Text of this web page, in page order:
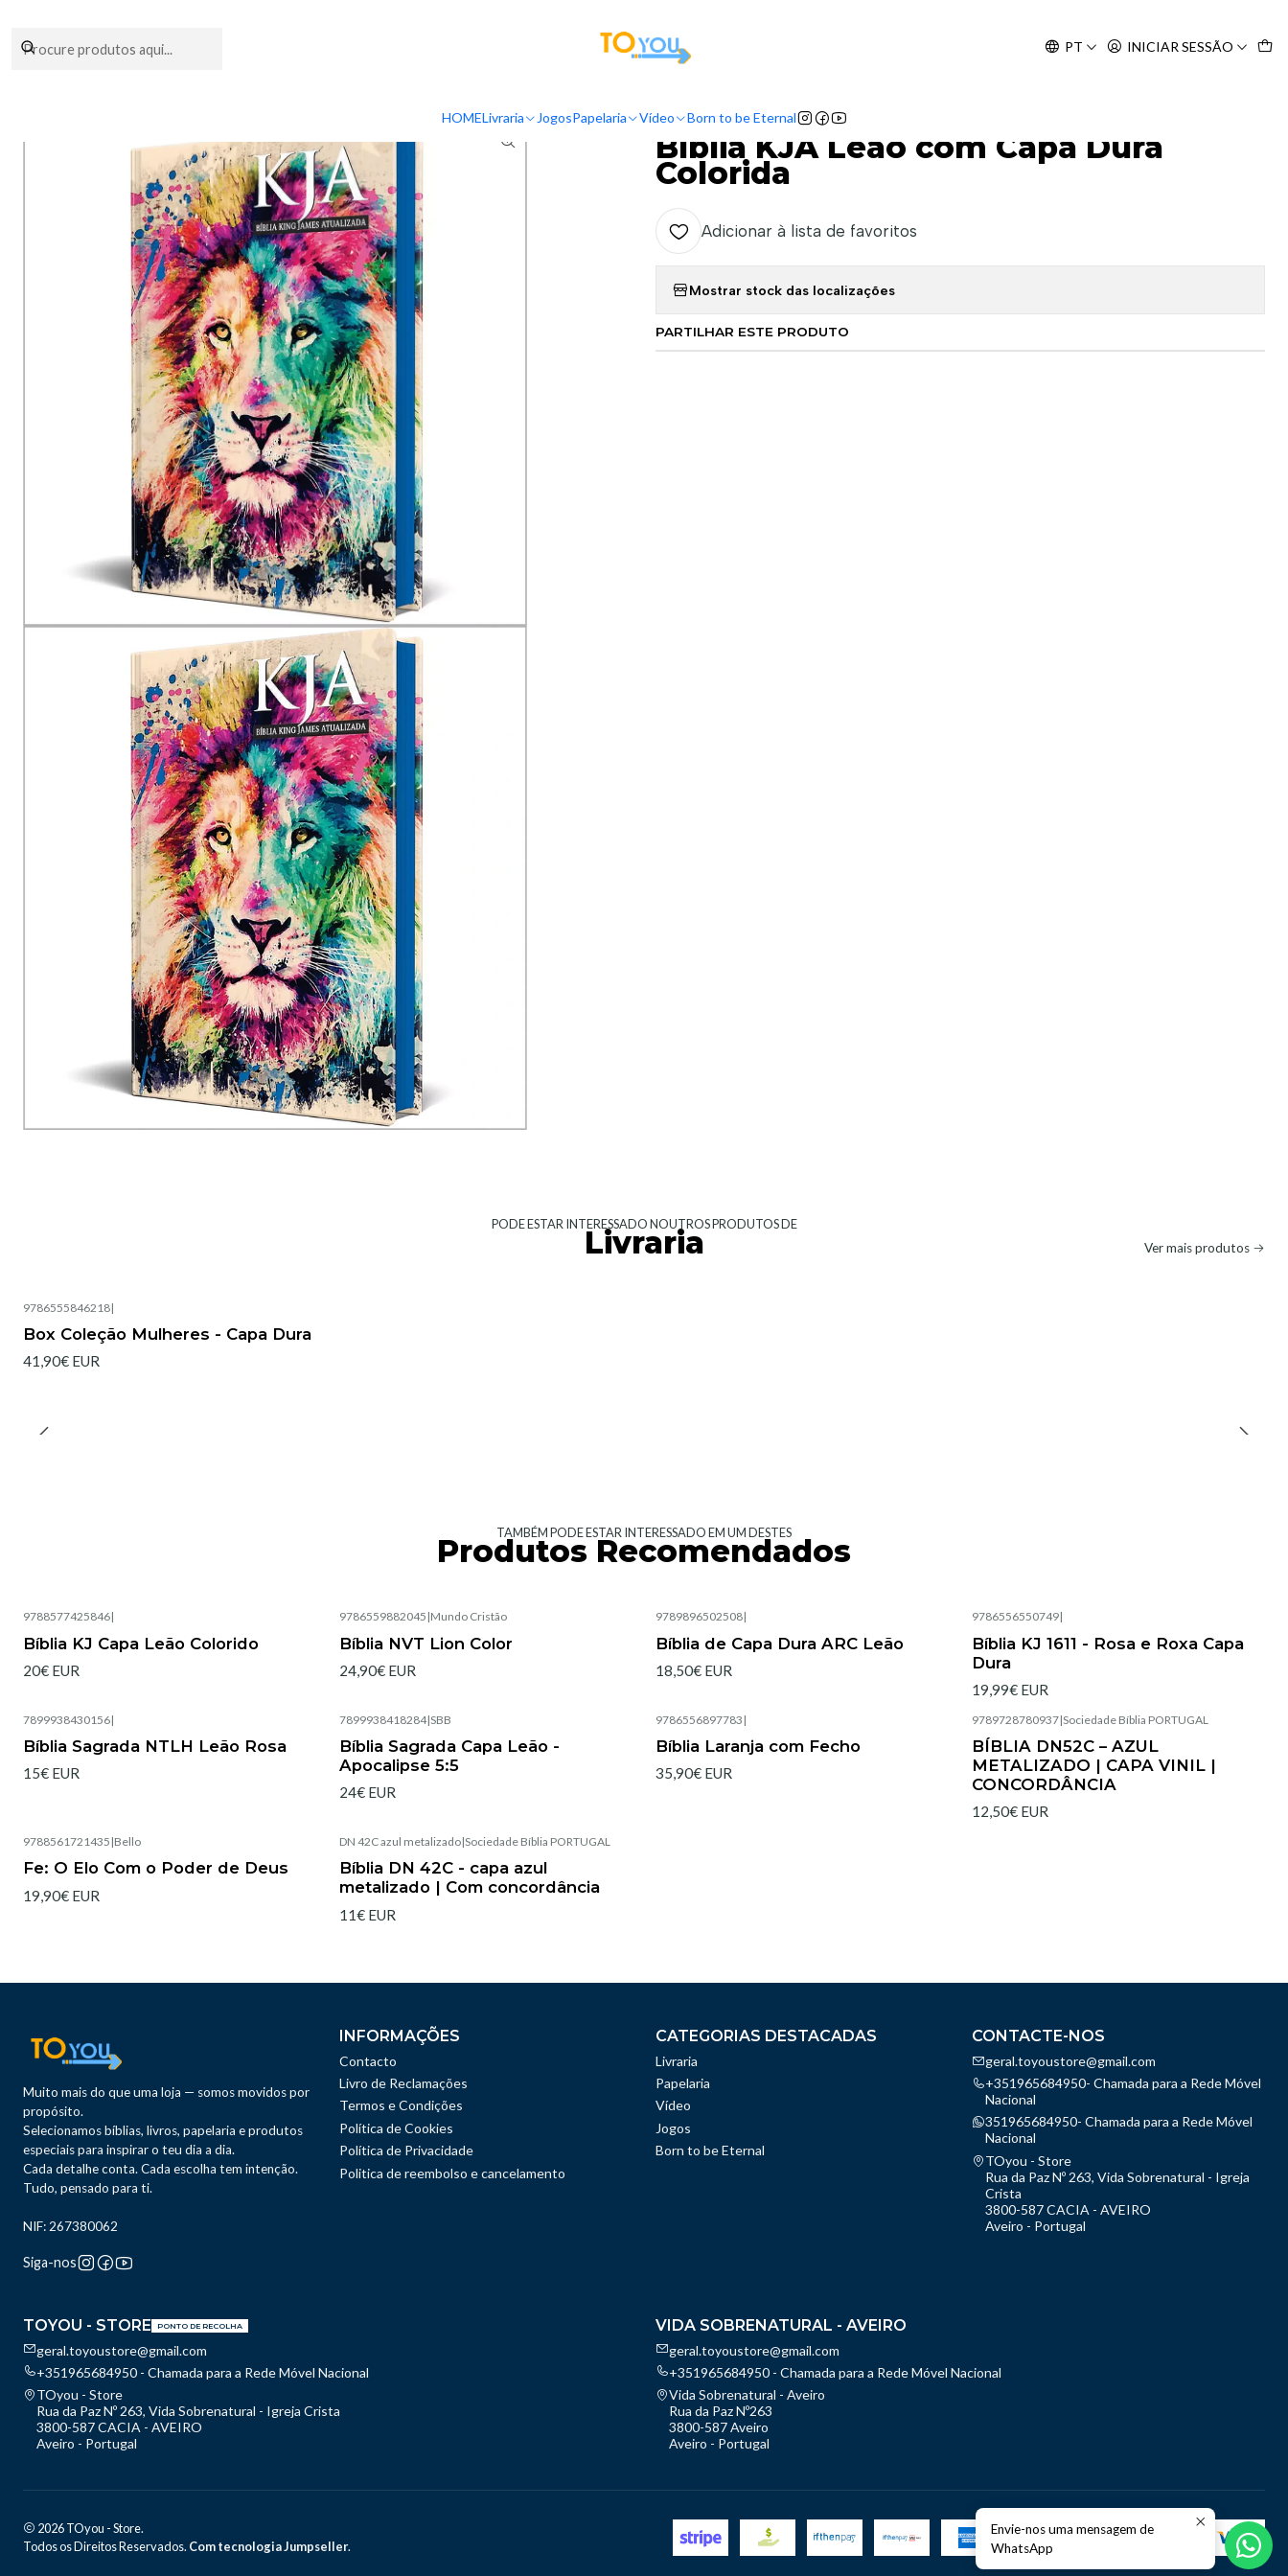
PT INICIAR SESSÃO
HOMELivraria JogosPapelaria Vídeo Born to be Eternal
Bíblia KJA Leão com Capa Dura Colorida
|
Bíblia KJA Leão com Capa Dura
Colorida
Adicionar à lista de favoritos
Mostrar stock das localizações
PARTILHAR ESTE PRODUTO
PODE ESTAR INTERESSADO NOUTROS PRODUTOS DE
Livraria Ver mais produtos
9786555846218|
Box Coleção Mulheres - Capa Dura
41,90€ EUR
TAMBÉM PODE ESTAR INTERESSADO EM UM DESTES
Produtos Recomendados
9788577425846|
Bíblia KJ Capa Leão Colorido
20€ EUR
9786559882045 |Mundo Cristão
Bíblia NVT Lion Color
24,90€ EUR
9789896502508|
Bíblia de Capa Dura ARC Leão
18,50€ EUR
9786556550749|
Bíblia KJ 1611 - Rosa e Roxa Capa
Dura
19,99€ EUR
7899938430156|
Bíblia Sagrada NTLH Leão Rosa
15€ EUR
7899938418284|SBB
Bíblia Sagrada Capa Leão -
Apocalipse 5:5
24€ EUR
9786556897783 |
Bíblia Laranja com Fecho
35,90€ EUR
9789728780937|Sociedade Bíblia PORTUGAL
BÍBLIA DN52C – AZUL
METALIZADO | CAPA VINIL |
CONCORDÂNCIA
12,50€ EUR
9788561721435 |Bello
Fe: O Elo Com o Poder de Deus
19,90€ EUR
DN 42C azul metalizado|Sociedade Bíblia PORTUGAL
Bíblia DN 42C - capa azul
metalizado | Com concordância
11€ EUR
Muito mais do que uma loja — somos movidos por
propósito.
Selecionamos bíblias, livros, papelaria e produtos
especiais para inspirar o teu dia a dia.
Cada detalhe conta. Cada escolha tem intenção.
Tudo, pensado para ti.
NIF: 267380062
Siga-nos
INFORMAÇÕES
Contacto
Livro de Reclamações
Termos e Condições
Política de Cookies
Política de Privacidade
Politica de reembolso e cancelamento
CATEGORIAS DESTACADAS
Livraria
Papelaria
Vídeo
Jogos
Born to be Eternal
CONTACTE-NOS
geral.toyoustore@gmail.com
+351965684950- Chamada para a Rede Móvel
Nacional
351965684950- Chamada para a Rede Móvel
Nacional
TOyou - Store
Rua da Paz Nº 263, Vida Sobrenatural - Igreja
Crista
3800-587 CACIA - AVEIRO
Aveiro - Portugal
TOYOU - STORE PONTO DE RECOLHA
geral.toyoustore@gmail.com
+351965684950 - Chamada para a Rede Móvel Nacional
TOyou - Store
Rua da Paz Nº 263, Vida Sobrenatural - Igreja Crista
3800-587 CACIA - AVEIRO
Aveiro - Portugal
VIDA SOBRENATURAL - AVEIRO
geral.toyoustore@gmail.com
+351965684950 - Chamada para a Rede Móvel Nacional
Vida Sobrenatural - Aveiro
Rua da Paz Nº263
3800-587 Aveiro
Aveiro - Portugal
2026 TOyou - Store.
Todos os Direitos Reservados. Com tecnologia Jumpseller.
Envie-nos uma mensagem de
WhatsApp